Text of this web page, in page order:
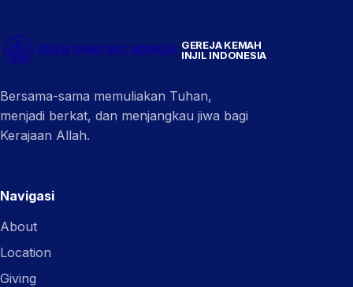
GEREJA KEMAH
INJIL INDONESIA
Bersama-sama memuliakan Tuhan,
menjadi berkat, dan menjangkau jiwa bagi
Kerajaan Allah.
Navigasi
About
Location
Giving